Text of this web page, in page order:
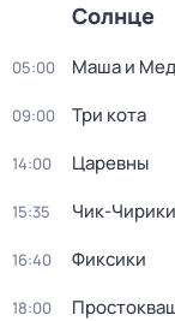
Солнце
05:00 Маша и
09:00 Три кота
14:00 Царевны
15:35 Чик-
16:40 Фиксики
18:00